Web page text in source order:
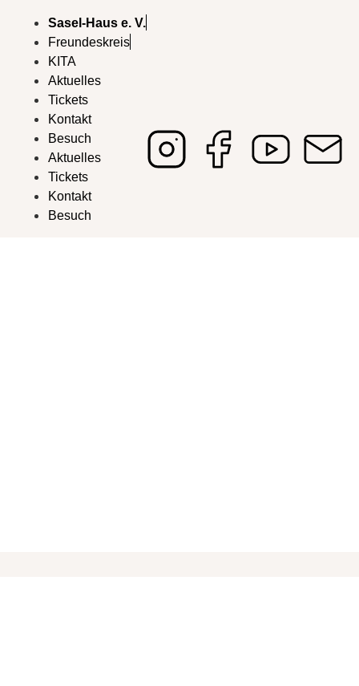
Sasel-Haus e. V.
Freundeskreis
KITA
Aktuelles
Tickets
Kontakt
Besuch
Aktuelles
Tickets
Kontakt
Besuch